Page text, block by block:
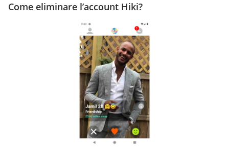
Come eliminare l’account Hiki?